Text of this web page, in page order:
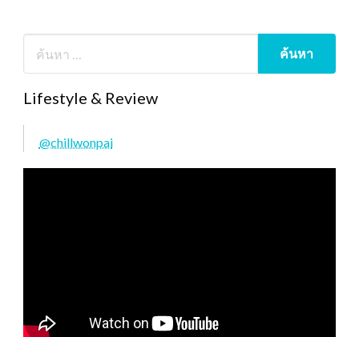
Lifestyle & Review
@chillwonpai